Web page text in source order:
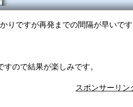
匂いです。要するに酸っぱい匂いなんですが・・
に。方法の詳細は前回のクリーニングを参考にし
りですが再発までの間隔が早いです
すので結果が楽しみです。
スポンサーリン